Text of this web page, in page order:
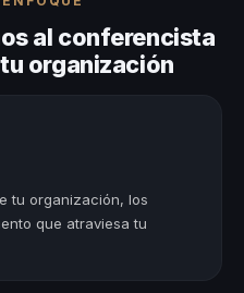
al conferencista
organización
tu organización, los
que atraviesa tu